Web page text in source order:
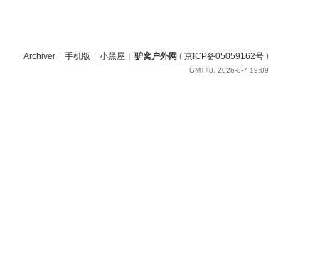
Archiver 手机版 小黑屋 驴窝户外网 ( 京ICP备05059162号 )
GMT+8, 2026-8-7 19:09